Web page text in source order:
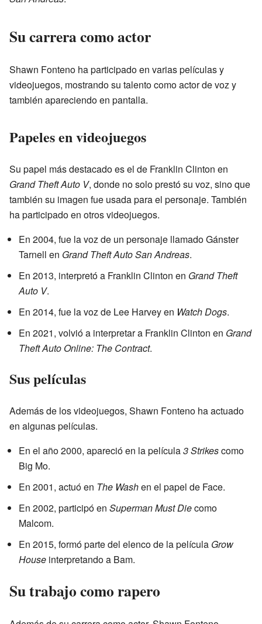
Su carrera como actor
Shawn Fonteno ha participado en varias películas y
videojuegos, mostrando su talento como actor de voz y
también apareciendo en pantalla.
Papeles en videojuegos
Su papel más destacado es el de Franklin Clinton en
Grand Theft Auto V, donde no solo prestó su voz, sino que
también su imagen fue usada para el personaje. También
ha participado en otros videojuegos.
En 2004, fue la voz de un personaje llamado Gánster
Tarnell en Grand Theft Auto San Andreas.
En 2013, interpretó a Franklin Clinton en Grand Theft
Auto V.
En 2014, fue la voz de Lee Harvey en Watch Dogs.
En 2021, volvió a interpretar a Franklin Clinton en Grand
Theft Auto Online: The Contract.
Sus películas
Además de los videojuegos, Shawn Fonteno ha actuado
en algunas películas.
En el año 2000, apareció en la película3 Strikescomo
Big Mo.
En 2001, actuó en The Washen el papel de Face.
En 2002, participó en Superman Must Diecomo
Malcom.
En 2015, formó parte del elenco de la película Grow
House interpretando a Bam.
Su trabajo como rapero